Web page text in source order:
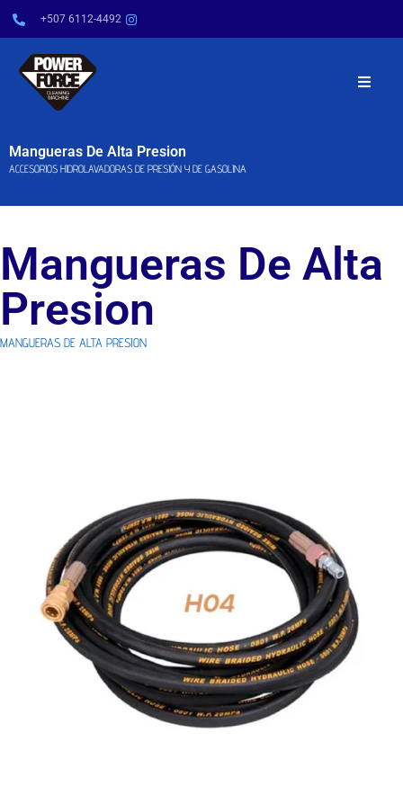
+507 6112-4492
NOSOTROS
SERVICIOS
Mangueras De Alta Presion
ACCESORIOS HIDROLAVADORAS DE PRESIÓN Y DE GASOLINA
Mangueras De Alta
Presion
MANGUERAS DE ALTA PRESION